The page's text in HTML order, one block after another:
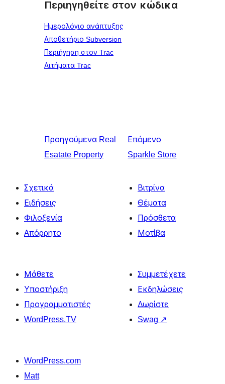
Περιηγηθείτε στον κώδικα
Ημερολόγιο ανάπτυξης
Αποθετήριο Subversion
Περιήγηση στον Trac
Αιτήματα Trac
Προηγούμενα Real
Esatate Property
Επόμενο
Sparkle Store
Σχετικά
Ειδήσεις
Φιλοξενία
Απόρρητο
Βιτρίνα
Θέματα
Πρόσθετα
Μοτίβα
Μάθετε
Υποστήριξη
Προγραμματιστές
WordPress.TV
Συμμετέχετε
Εκδηλώσεις
Δωρίστε
Swag ↗
WordPress.com
Matt